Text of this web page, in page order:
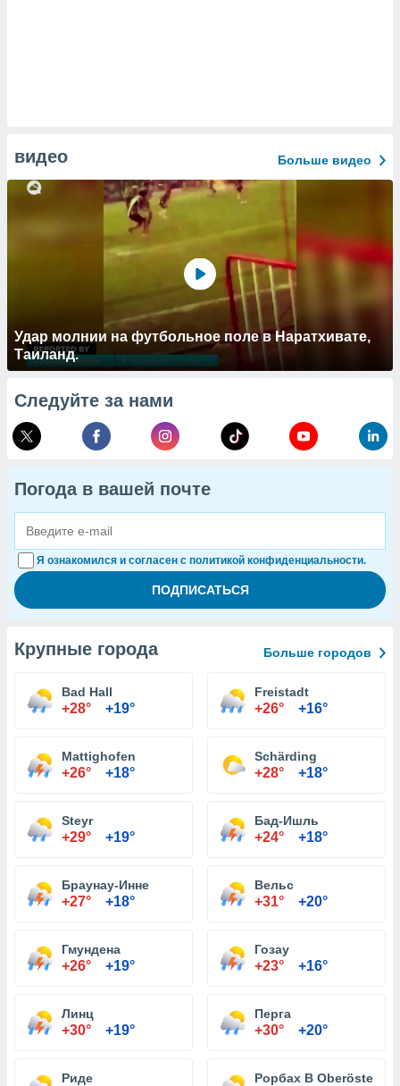
видео Больше видео
Удар молнии на футбольное поле в Наратхивате,
Таиланд.
Следуйте за нами
Погода в вашей почте
Я ознакомился и согласен с политикой конфиденциальности.
Крупные города Больше городов
Bad Hall
+28° +19°
Freistadt
+26° +16°
Mattighofen
+26° +18°
Schärding
+28° +18°
Steyr
+29° +19°
Бад-Ишль
+24° +18°
Браунау-Инне
+27° +18°
Вельс
+31° +20°
Гмундена
+26° +19°
Гозау
+23° +16°
Линц
+30° +19°
Перга
+30° +20°
Риде Рорбах В